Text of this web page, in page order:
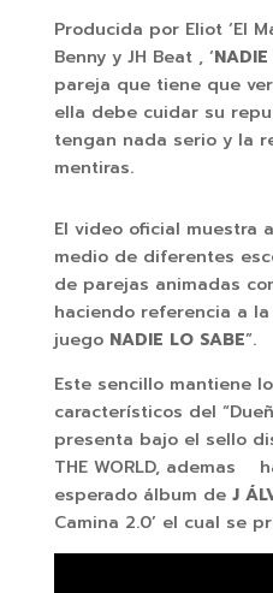
Producida por Eliot ‘El
Benny y JH Beat , ‘NADIE
pareja que tiene que
ella debe cuidar su
tengan nada serio y la
mentiras.
El video oficial muestra
medio de diferentes
de parejas animadas
haciendo referencia a
juego NADIE LO SABE”.
Este sencillo mantiene
característicos del
presenta bajo el sello
THE WORLD, ademas
esperado álbum de J
Camina 2.0’ el cual se